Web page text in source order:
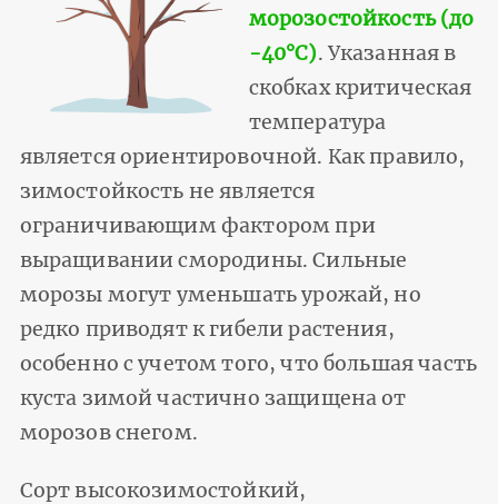
морозостойкость (до
-40°С). Указанная в
скобках критическая
температура
является ориентировочной. Как правило,
зимостойкость не является
ограничивающим фактором при
выращивании смородины. Сильные
морозы могут уменьшать урожай, но
редко приводят к гибели растения,
особенно с учетом того, что большая часть
куста зимой частично защищена от
морозов снегом.
Сорт высокозимостойкий,